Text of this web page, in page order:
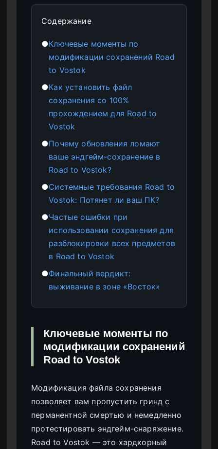
Содержание
●Ключевые моменты по
модификации сохранений Road
to Vostok
●Как установить файл
сохранения со 100%
прохождением для Road to
Vostok
●Почему обновления ломают
ваше эндгейм-сохранение в
Road to Vostok?
●Системные требования Road to
Vostok: Потянет ли ваш ПК?
●Частые ошибки при
использовании сохранения для
разблокировки всех предметов
в Road to Vostok
●Финальный вердикт:
выживание в зоне «Восток»
Ключевые моменты по
модификации сохранений
Road to Vostok
Модификация файла сохранения
позволяет вам пропустить гринд с
перманентной смертью и немедленно
протестировать эндгейм-снаряжение.
Road to Vostok — это хардкорный